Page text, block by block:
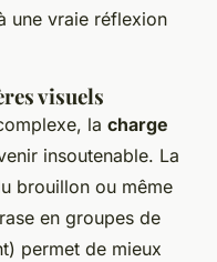
une vraie réflexion
visuels
la charge
insoutenable. La
brouillon ou même
en groupes de
permet de mieux